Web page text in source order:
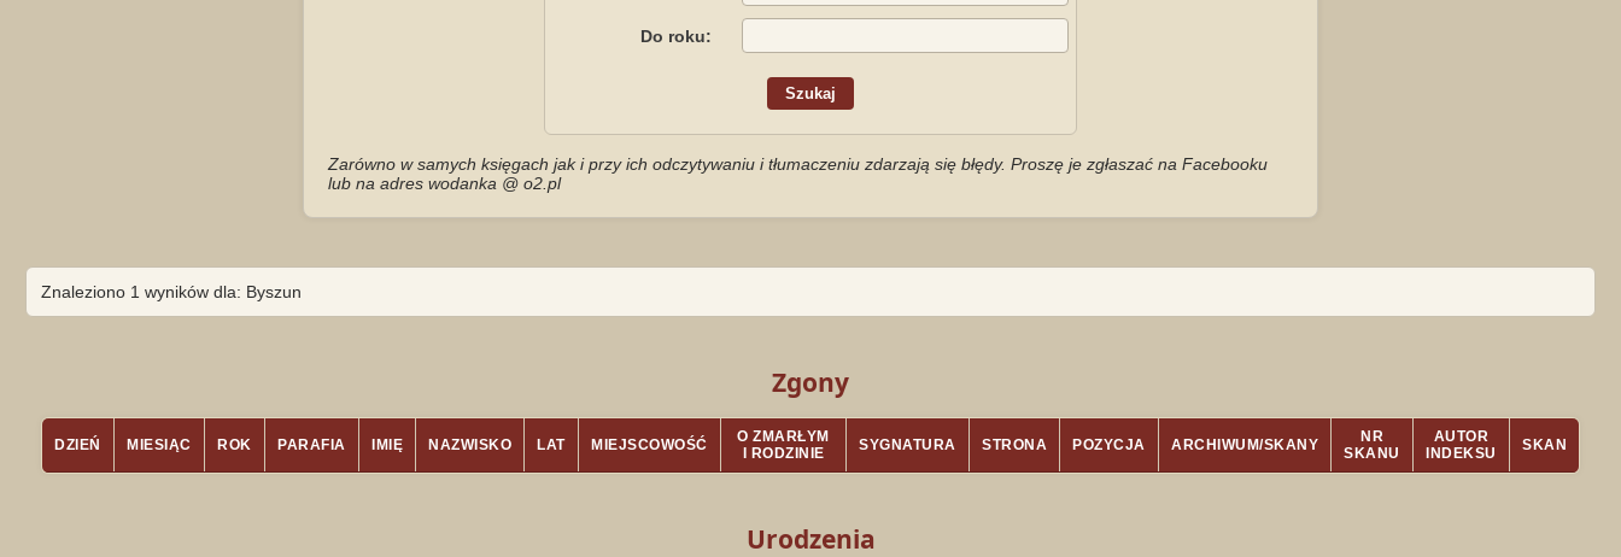
Do roku:
Zarówno w samych księgach jak i przy ich odczytywaniu i tłumaczeniu zdarzają się błędy. Proszę je zgłaszać na Facebooku
lub na adres wodanka @ o2.pl
Znaleziono 1 wyników dla: Byszun
Zgony
DZIEŃ MIESIĄC ROK PARAFIA IMIĘ NAZWISKO LAT MIEJSCOWOŚĆ
O ZMARŁYM
I RODZINIE
SYGNATURA STRONA POZYCJA ARCHIWUM/SKANY
NR
SKANU
AUTOR
INDEKSU
SKAN
Urodzenia